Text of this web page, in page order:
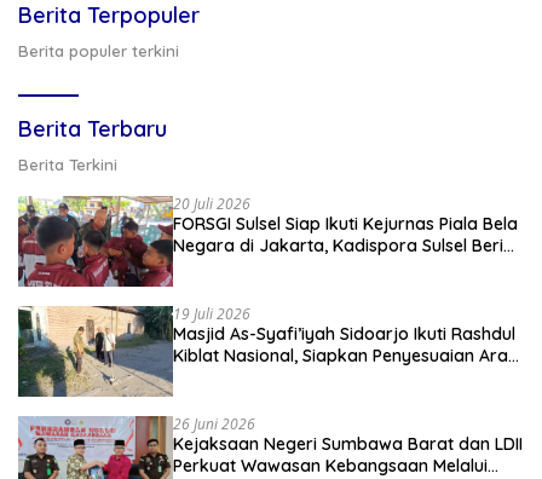
Berita Terpopuler
Berita populer terkini
Berita Terbaru
Berita Terkini
20 Juli 2026
FORSGI Sulsel Siap Ikuti Kejurnas Piala Bela
Negara di Jakarta, Kadispora Sulsel Beri
19 Juli 2026
Masjid As-Syafi’iyah Sidoarjo Ikuti Rashdul
Kiblat Nasional, Siapkan Penyesuaian Arah
26 Juni 2026
Kejaksaan Negeri Sumbawa Barat dan LDII
Perkuat Wawasan Kebangsaan Melalui